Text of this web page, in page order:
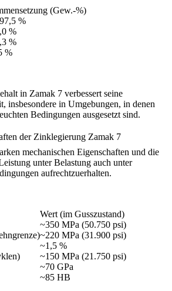
(Gew.-%)
%
%
%
%
in Zamak 7 verbessert seine
insbesondere in Umgebungen, in denen
Bedingungen ausgesetzt sind.
der Zinklegierung Zamak 7
mechanischen Eigenschaften und die
unter Belastung auch unter
aufrechtzuerhalten.
Wert (im Gusszustand)
~350 MPa (50.750 psi)
~220 MPa (31.900 psi)
~1,5 %
~150 MPa (21.750 psi)
~70 GPa
~85 HB